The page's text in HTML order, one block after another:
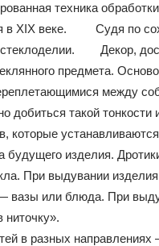
техника
в XIX веке. Судя по
Декор,
предмета.
между
такой
которые
изделия.
При выдувании
вазы или блюда. При
ниточку».
в разных